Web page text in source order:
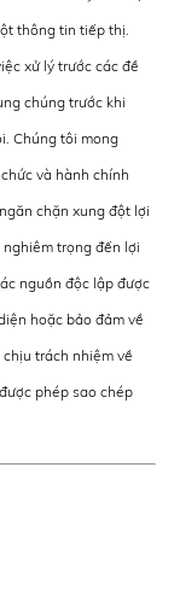
thông tin tiếp thị.
xử lý trước các đề
chúng trước khi
Chúng tôi mong
và hành chính
chặn xung đột lợi
trọng đến lợi
nguồn độc lập được
hoặc bảo đảm về
trách nhiệm về
phép sao chép